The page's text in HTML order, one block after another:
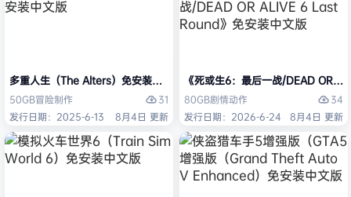
多重人生（The Alters）免安装中文版
50GB冒险制作
31
发行日期：2025-6-13
8月4日 更新
《死或生6：最后一战/DEAD OR
80GB剧情动作
34
发行日期：2026-6-24
8月4日 更新